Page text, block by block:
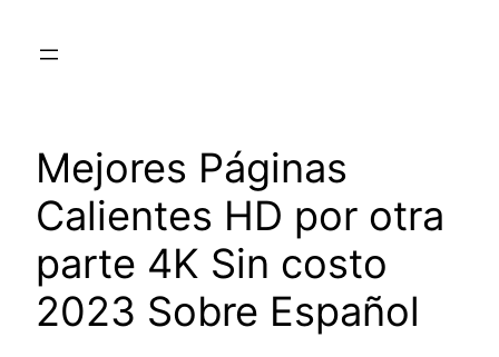
Mejores Páginas
Calientes HD por otra
parte 4K Sin costo
2023 Sobre Español